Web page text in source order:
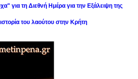
για τη Διεθνή Ημέρα για την Εξάλειψη της
του λαούτου στην Κρήτη